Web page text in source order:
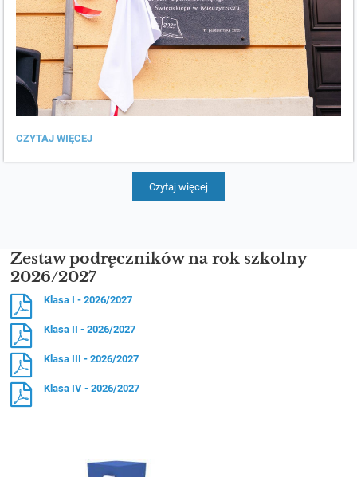
80-
LICEUM
CZYTAJ WIĘCEJ
Czytaj więcej
Zestaw podręczników na rok szkolny
2026/2027
Klasa I - 2026/2027
Klasa II - 2026/2027
Klasa III - 2026/2027
Klasa IV - 2026/2027